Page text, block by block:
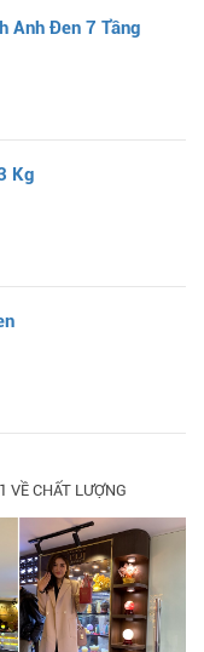
Anh Đen 7 Tầng
Kg
VỀ CHẤT LƯỢNG